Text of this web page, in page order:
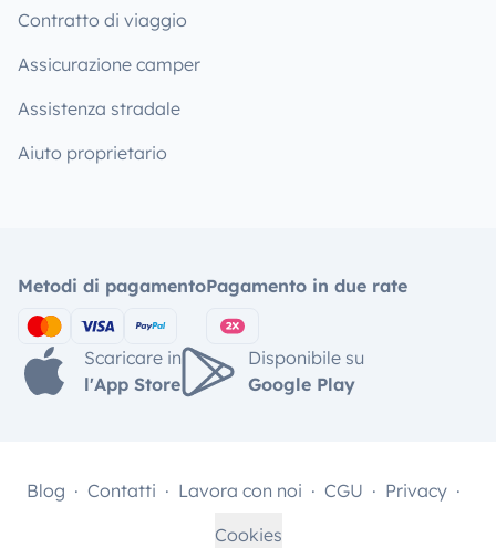
Contratto di viaggio
Assicurazione camper
Assistenza stradale
Aiuto proprietario
Metodi di pagamentoPagamento in due rate
Scaricare in
l'App Store
Disponibile su
Google Play
Blog Contatti Lavora con noi CGU
Privacy
Cookies